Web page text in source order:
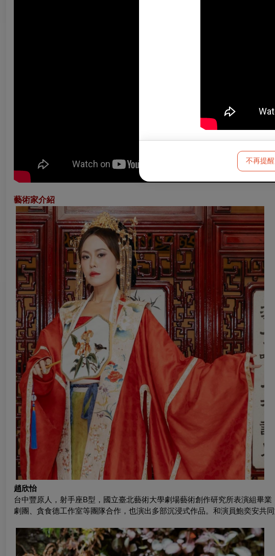
不再提
藝術家介紹
趙欣怡
台中豐原人，射手座B型，國立臺北藝術大學劇場藝術創作研究所表演組畢
劇團、貪食德工作室等團隊合作，也演出多部沉浸式作品。和演員鮑奕安共同